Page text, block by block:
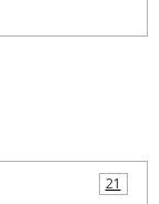
21